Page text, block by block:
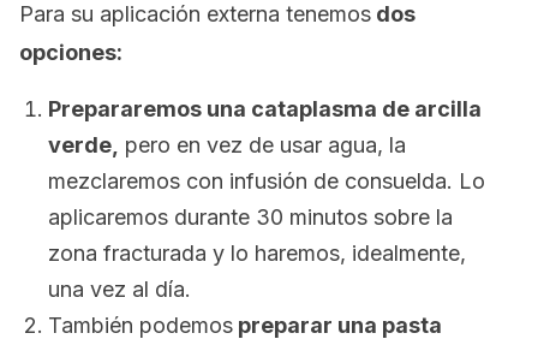
Para su aplicación externa tenemos dos
opciones:
Prepararemos una cataplasma de arcilla
verde, pero en vez de usar agua, la
mezclaremos con infusión de consuelda. Lo
aplicaremos durante 30 minutos sobre la
zona fracturada y lo haremos, idealmente,
una vez al día.
También podemos preparar una pasta